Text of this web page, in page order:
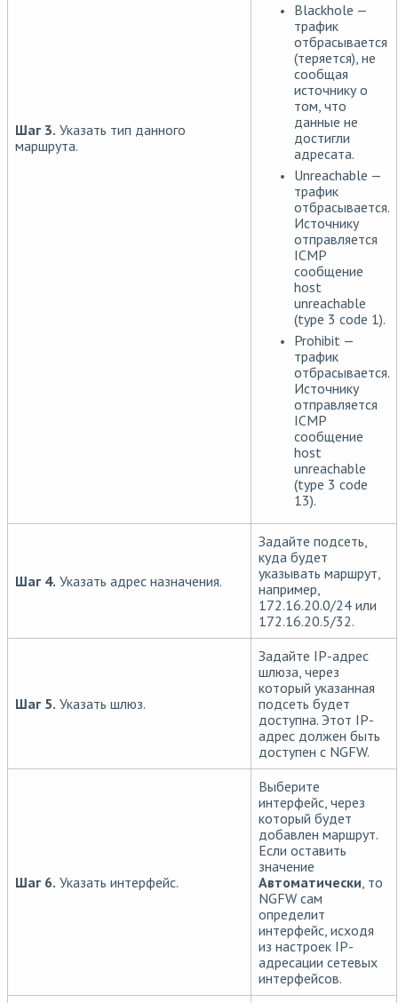
Шаг 3. Указать тип данного
маршрута.
Blackhole —
трафик
отбрасывается
(теряется), не
сообщая
источнику о
том, что
данные не
достигли
адресата.
Unreachable —
трафик
отбрасывается.
Источнику
отправляется
ICMP
сообщение
host
unreachable
(type 3 code 1).
Prohibit —
трафик
отбрасывается.
Источнику
отправляется
ICMP
сообщение
host
unreachable
(type 3 code
13).
Шаг 4. Указать адрес назначения.
Задайте подсеть,
куда будет
указывать маршрут,
например,
172.16.20.0/24 или
172.16.20.5/32.
Шаг 5. Указать шлюз.
Задайте IP-адрес
шлюза, через
который указанная
подсеть будет
доступна. Этот IP-
адрес должен быть
доступен с NGFW.
Шаг 6. Указать интерфейс.
Выберите
интерфейс, через
который будет
добавлен маршрут.
Если оставить
значение
Автоматически, то
NGFW сам
определит
интерфейс, исходя
из настроек IP-
адресации сетевых
интерфейсов.